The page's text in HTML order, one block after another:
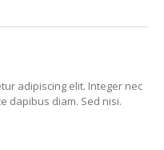
adipiscing elit. Integer nec
dapibus diam. Sed nisi.